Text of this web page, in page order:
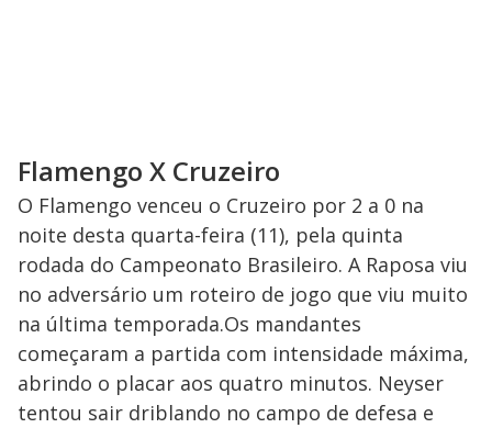
Flamengo X Cruzeiro
O Flamengo venceu o Cruzeiro por 2 a 0 na
noite desta quarta-feira (11), pela quinta
rodada do Campeonato Brasileiro. A Raposa viu
no adversário um roteiro de jogo que viu muito
na última temporada.Os mandantes
começaram a partida com intensidade máxima,
abrindo o placar aos quatro minutos. Neyser
tentou sair driblando no campo de defesa e